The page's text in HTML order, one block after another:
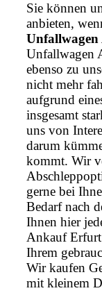
Sie können
anbieten,
Unfallwagen
ebenso zu
nicht mehr
aufgrund
insgesamt
uns von
darum
kommt. Wir
gerne bei
Bedarf nach
Ihnen hier
Ankauf
Ihrem
Wir kaufen
mit kleinem